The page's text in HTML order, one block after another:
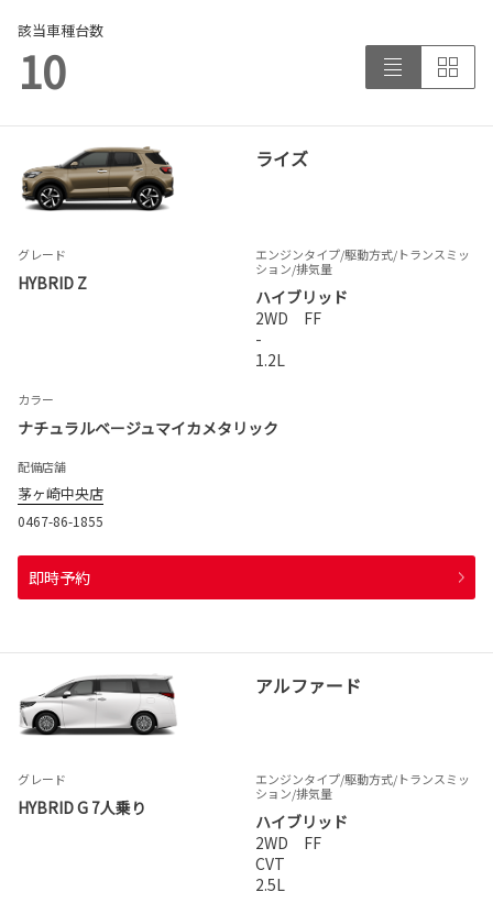
該当車種台数
10
ライズ
グレード
HYBRID Z
エンジンタイプ/駆動方式/トランスミッ
ション/排気量
ハイブリッド
2WD FF
-
1.2L
カラー
ナチュラルベージュマイカメタリック
配備店舗
茅ヶ崎中央店
0467-86-1855
即時予約
アルファード
グレード
HYBRID G 7人乗り
エンジンタイプ/駆動方式/トランスミッ
ション/排気量
ハイブリッド
2WD FF
CVT
2.5L